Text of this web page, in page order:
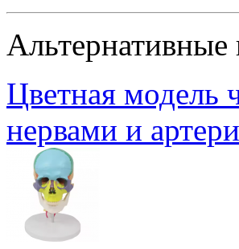
Альтернативные
Цветная модель
нервами и